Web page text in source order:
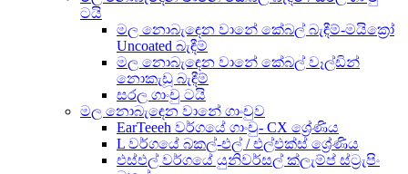
ටයි
මල නොබැඳෙන වානේ කේබල් බැඳීම්-මයික්‍රෝ
Uncoated බැඳීම්
මල නොබැඳෙන වානේ කේබල් වෑල්ඩින්
නොකැඩූ බැඳීම්
සරල ගාංචු ටයි
මල නොබැඳෙන වානේ ගාංචුව
EarTeeeh වර්ගයේ ගාංචු- CX ශ්‍රේණිය
L වර්ගයේ බකල්-එල් / එල්එක්ස් ශ්‍රේණිය
එස්එල් වර්ගයේ යුනිවර්සල් ක්ලැම්ප් ස්ට්‍රැපිං